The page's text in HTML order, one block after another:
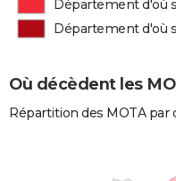
Département d'où
Département d'où
Où décèdent les
Répartition des MOTA